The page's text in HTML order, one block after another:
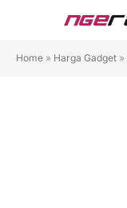
Home » Harga Gadget »